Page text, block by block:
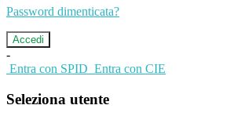
Password dimenticata?
-
Entra con SPID Entra con CIE
Seleziona utente